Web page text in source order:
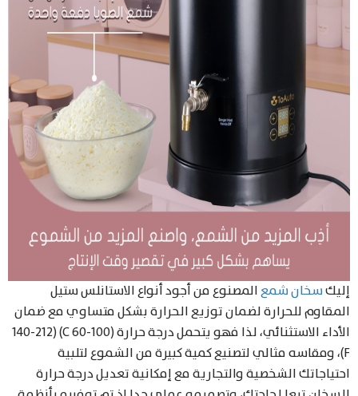
إليكسخان شمعالمصنوع من أجود أنواع الاستانلس ستيل
المقاوم للحرارة لضمان توزيع الحرارة بشكل متساوي مع ضمان
الأداء الاستثنائي، لذا فهو يتحمل درجة حرارة (100-60 C) (140-212
F)، ومقاسه مثالي لتصنيع كمية كبيرة من الشموع لتلبية
احتياجاتك الشخصية والتجارية مع إمكانية تعديل درجة حرارة